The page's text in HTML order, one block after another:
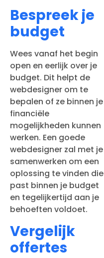
Bespreek je
budget
Wees vanaf het begin
open en eerlijk over je
budget. Dit helpt de
webdesigner om te
bepalen of ze binnen je
financiële
mogelijkheden kunnen
werken. Een goede
webdesigner zal met je
samenwerken om een
oplossing te vinden die
past binnen je budget
en tegelijkertijd aan je
behoeften voldoet.
Vergelijk
offertes